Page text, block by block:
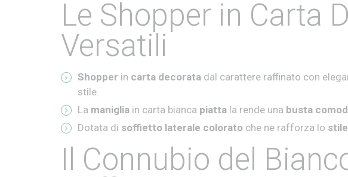
Le Shopper in Carta
Versatili
Shopper in carta decorata dal carattere raffinato con
stile.
La maniglia in carta bianca piatta la rende una busta
Dotata di soffietto laterale colorato che ne rafforza lo stile
Il Connubio del